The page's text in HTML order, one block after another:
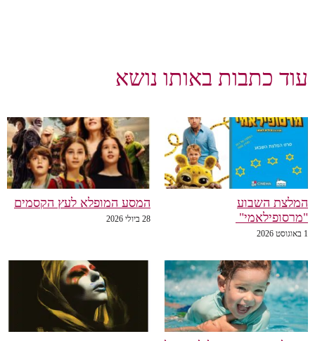
כתבות באותו נושא
השבוע
המסע המופלא לעץ הקסמים